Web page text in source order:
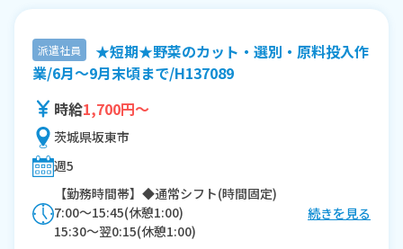
派遣社員
★短期★野菜のカット・選別・原料投入作
業/6月～9月末頃まで/H137089
時給1,700円～
茨城県坂東市
週5
【勤務時間帯】◆通常シフト(時間固定)
7:00〜15:45(休憩1:00)
15:30〜翌0:15(休憩1:00)
続きを見る